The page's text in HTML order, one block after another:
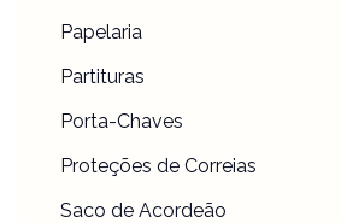
Papelaria
Partituras
Porta-Chaves
Proteções de Correias
Saco de Acordeão